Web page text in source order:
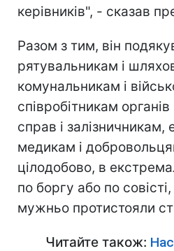
керівників", - сказав
Разом з тим, він
рятувальникам і
комунальникам і
співробітникам
справ і залізничникам,
медикам і
цілодобово, в
по боргу або по совісті,
мужньо протистояли
Читайте також: